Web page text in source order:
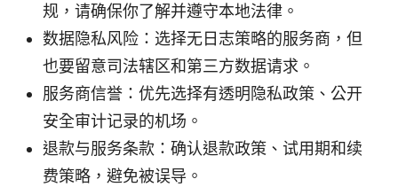
规，请确保你了解并遵守本地法律。
数据隐私风险：选择无日志策略的服务商，但
也要留意司法辖区和第三方数据请求。
服务商信誉：优先选择有透明隐私政策、公开
安全审计记录的机场。
退款与服务条款：确认退款政策、试用期和续
费策略，避免被误导。